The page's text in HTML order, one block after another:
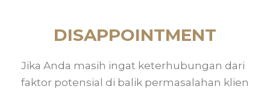
DISAPPOINTMENT
Jika Anda masih ingat keterhubungan dari
faktor potensial di balik permasalahan klien